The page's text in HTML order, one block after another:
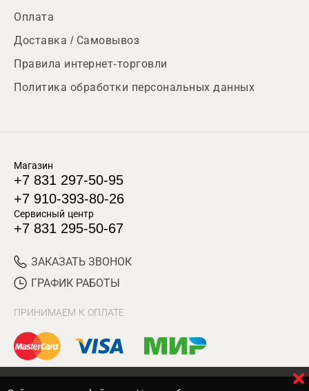
Оплата
Доставка / Самовывоз
Правила интернет-торговли
Политика обработки персональных данных
Магазин
+7 831 297-50-95
+7 910-393-80-26
Сервисный центр
+7 831 295-50-67
ЗАКАЗАТЬ ЗВОНОК
ГРАФИК РАБОТЫ
ПРИНИМАЕМ К ОПЛАТЕ